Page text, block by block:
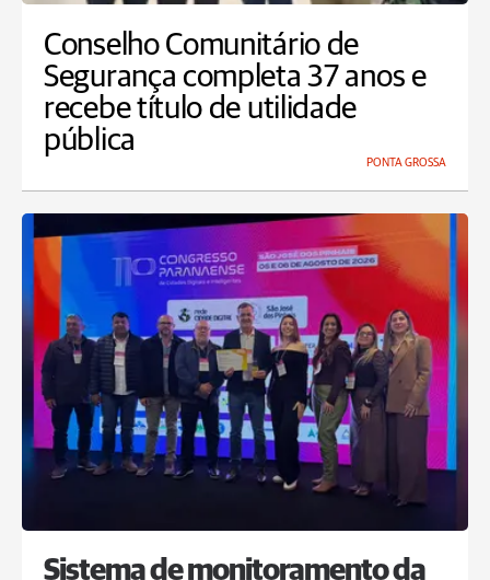
Conselho Comunitário de
Segurança completa 37 anos e
recebe título de utilidade
pública
PONTA GROSSA
Sistema de monitoramento da